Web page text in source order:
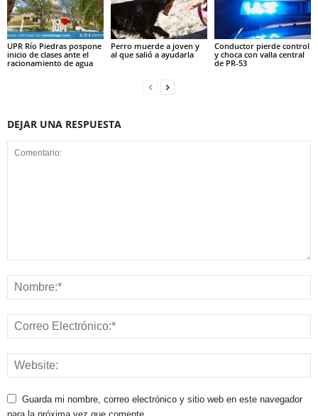
UPR Río Piedras pospone
inicio de clases ante el
racionamiento de agua
Perro muerde a joven y
al que salió a ayudarla
Conductor pierde control
y choca con valla central
de PR-53
DEJAR UNA RESPUESTA
Guarda mi nombre, correo electrónico y sitio web en este navegador